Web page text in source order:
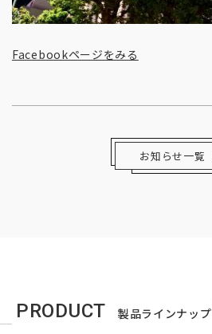
Facebookページをみる
お知らせ一覧
PRODUCT 製品ラインナップ